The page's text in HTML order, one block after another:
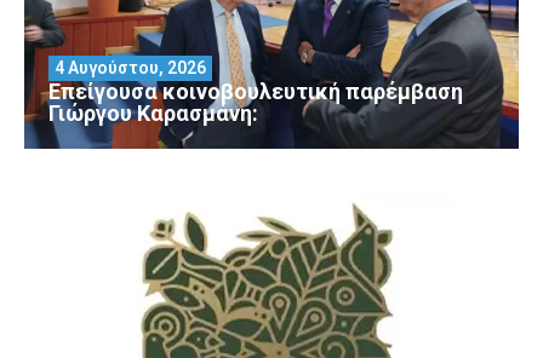
Επείγουσα κοινοβουλευτική παρέμβαση
Γιώργου Καρασμάνη:
4 Αυγούστου, 2026